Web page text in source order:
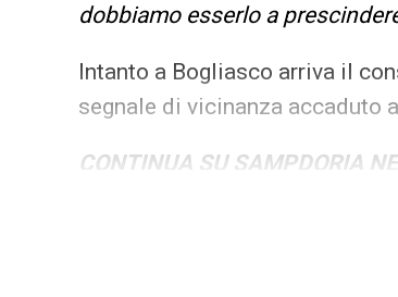
dobbiamo esserlo a
Intanto a Bogliasco arriva il
segnale di vicinanza accaduto
CONTINUA SU SAMPDORIA